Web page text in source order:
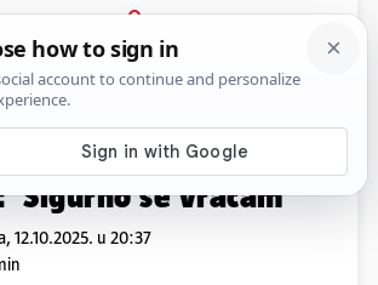
PRIJAVA
Sport Komentari
otkrio koga bi volio
se vraćam'
12.10.2025. u 20:37